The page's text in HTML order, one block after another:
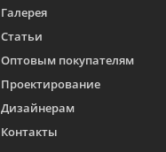
Галерея
Статьи
Оптовым покупателям
Проектирование
Дизайнерам
Контакты